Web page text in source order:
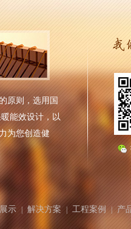
原则，选用国
能效设计，以
为您创造健
示 解决方案 工程案例 | 产